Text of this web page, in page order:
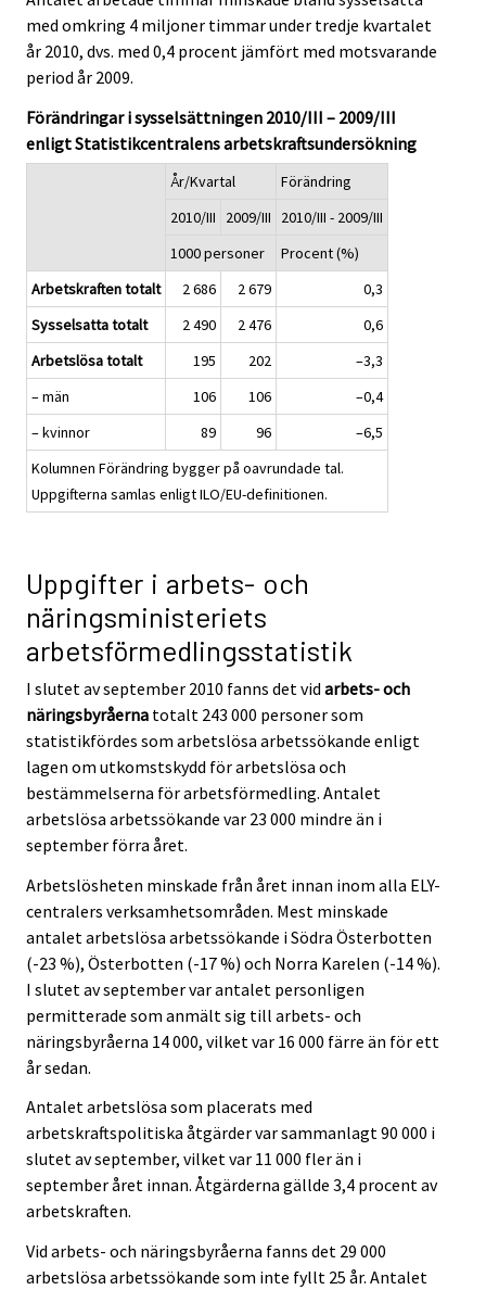
med omkring 4 miljoner timmar under tredje kvartalet
år 2010, dvs. med 0,4 procent jämfört med motsvarande
period år 2009.
Förändringar i sysselsättningen 2010/III – 2009/III
enligt Statistikcentralens arbetskraftsundersökning
År/Kvartal
Förändring
2010/III
2009/III
2010/III - 2009/III
1000 personer
Procent (%)
Arbetskraften totalt
2 686 2 679
0,3
Sysselsatta totalt
2 490 2 476
0,6
Arbetslösa totalt
195 202
–3,3
– män
106 106
–0,4
– kvinnor
89 96
–6,5
Kolumnen Förändring bygger på oavrundade tal.
Uppgifterna samlas enligt ILO/EU-definitionen.
Uppgifter i arbets- och
näringsministeriets
arbetsförmedlingsstatistik
I slutet av september 2010 fanns det vid arbets- och
näringsbyråerna totalt 243 000 personer som
statistikfördes som arbetslösa arbetssökande enligt
lagen om utkomstskydd för arbetslösa och
bestämmelserna för arbetsförmedling. Antalet
arbetslösa arbetssökande var 23 000 mindre än i
september förra året.
Arbetslösheten minskade från året innan inom alla ELY-
centralers verksamhetsområden. Mest minskade
antalet arbetslösa arbetssökande i Södra Österbotten
(-23 %), Österbotten (-17 %) och Norra Karelen (-14 %).
I slutet av september var antalet personligen
permitterade som anmält sig till arbets- och
näringsbyråerna 14 000, vilket var 16 000 färre än för ett
år sedan.
Antalet arbetslösa som placerats med
arbetskraftspolitiska åtgärder var sammanlagt 90 000 i
slutet av september, vilket var 11 000 fler än i
september året innan. Åtgärderna gällde 3,4 procent av
arbetskraften.
Vid arbets- och näringsbyråerna fanns det 29 000
arbetslösa arbetssökande som inte fyllt 25 år. Antalet